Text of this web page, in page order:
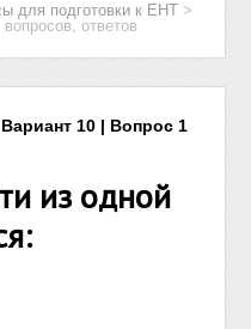
для подготовки к ЕНТ >
ответов
10 | Вопрос 1
из одной